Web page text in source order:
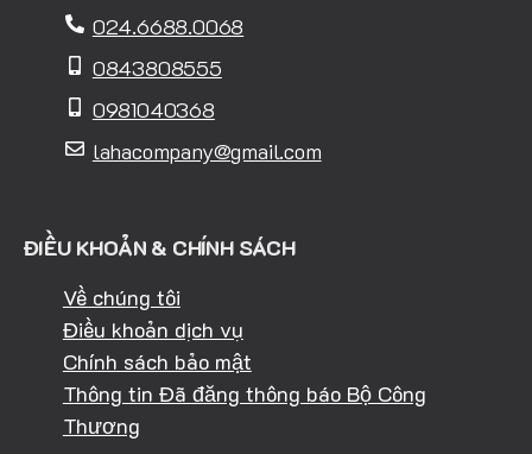
024.6688.0068
0843808555
0981040368
lahacompany@gmail.com
ĐIỀU KHOẢN & CHÍNH SÁCH
Về chúng tôi
Điều khoản dịch vụ
Chính sách bảo mật
Thông tin Đã đăng thông báo Bộ Công
Thương